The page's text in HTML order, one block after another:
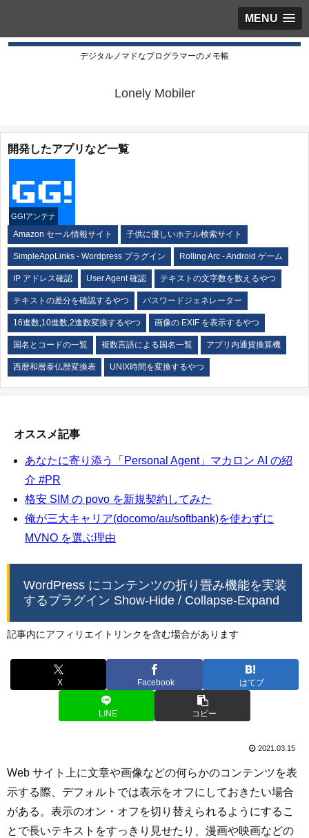
MENU
デジタルノマドなプログラマーのメモ帳
Lonely Mobiler
開発したアプリなど一覧
GG!アンテナ
Amazon セール情報サイト 子供に優しいホテル検索サイト
SimpleAppLinks - Wordpress プラグイン Rolling Arc - Android ゲーム
IP アドレス確認 User Agent 確認 テキストの文字数を数えるやつ
テキストの差分を確認するやつ パスワードジェネレーター
16進数,10進数,2進数変換するやつ 画像の EXIF を表示するやつ
国名とコードの一覧 複数言語による国名一覧 アプリ内通貨換算機
西暦和暦泰仏歴変換表 UNIX時間を変換するやつ
オススメ記事
あなたに寄り添う「Personal Agent」マカロン AI の紹
介 #PR
格安 SIM の povo を新規契約してみた
俺が三大キャリア(docomo/au/softbank)を使わずに
MVNO を選ぶ理由
WordPress にコンテンツの折り畳み機能を実装
するプラグイン Show-Hide / Collapse-Expand
記事内にアフィリエイトリンクを含む場合があります
X Facebook はてブ
LINE コピー
2021.03.15
Web サイト上に文章や画像などの何らかのコンテンツを表
示する際、デフォルトでは表示をオフにしておきたい場合
がある。表示のオン・オフを切り替えられるようにするこ
とで長いテキストをすっきり見せたり、漫画や映画などの